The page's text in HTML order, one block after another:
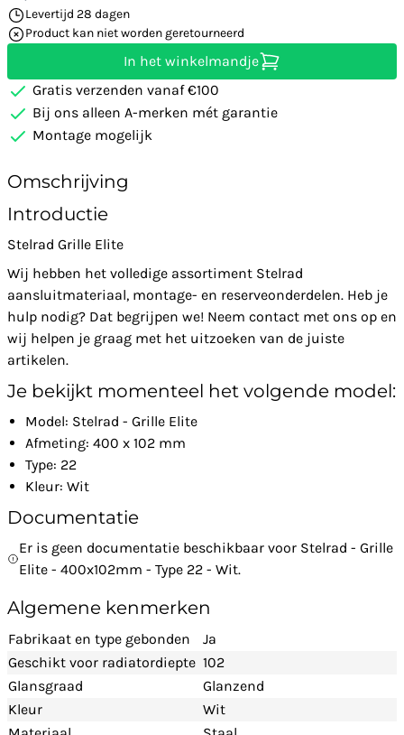
Levertijd 28 dagen
Product kan niet worden geretourneerd
In het winkelmandje
Gratis verzenden vanaf €100
Bij ons alleen A-merken mét garantie
Montage mogelijk
Omschrijving
Introductie
Stelrad Grille Elite
Wij hebben het volledige assortiment Stelrad
aansluitmateriaal, montage- en reserveonderdelen. Heb je
hulp nodig? Dat begrijpen we! Neem contact met ons op en
wij helpen je graag met het uitzoeken van de juiste
artikelen.
Je bekijkt momenteel het volgende model:
Model: Stelrad - Grille Elite
Afmeting: 400 x 102 mm
Type: 22
Kleur: Wit
Documentatie
Er is geen documentatie beschikbaar voor Stelrad - Grille
Elite - 400x102mm - Type 22 - Wit.
Algemene kenmerken
Fabrikaat en type gebonden
Ja
Geschikt voor radiatordiepte 102
Glansgraad
Glanzend
Kleur
Wit